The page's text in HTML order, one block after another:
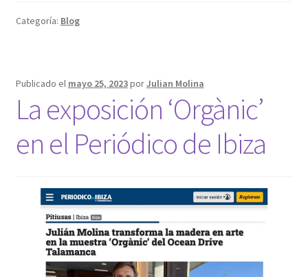
Categoría: Blog
Publicado el mayo 25, 2023porJulian Molina
La exposición ‘Orgànic’
en el Periódico de Ibiza